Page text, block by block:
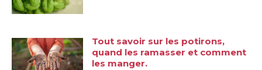
Tout savoir sur les potirons,
quand les ramasser et comment
les manger.